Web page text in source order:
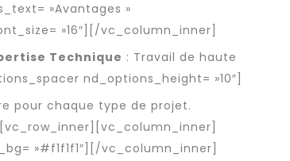
»Avantages »
»16″][/vc_column_inner]
Technique : Travail de haute
nd_options_height= »10″]
pour chaque type de projet.
»#f1f1f1″][/vc_column_inner]